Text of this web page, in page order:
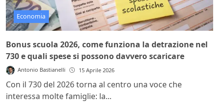
Economia
Bonus scuola 2026, come funziona la detrazione nel
730 e quali spese si possono davvero scaricare
Antonio Bastianelli 15 Aprile 2026
Con il 730 del 2026 torna al centro una voce che
interessa molte famiglie: la...